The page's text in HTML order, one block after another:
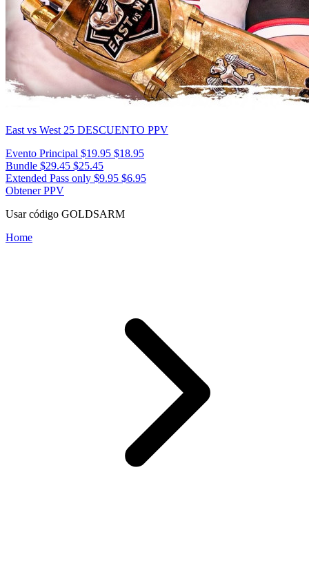
East vs West 25 DESCUENTO PPV
Evento Principal $19.95 $18.95
Bundle $29.45 $25.45
Extended Pass only $9.95 $6.95
Obtener PPV
Usar código GOLDSARM
Home